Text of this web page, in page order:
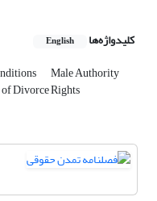
کلیدواژه‌ها English
Male Authority
Divorce Rights